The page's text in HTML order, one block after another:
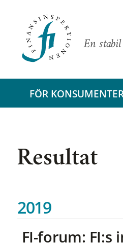
En
FÖR
Resultat
2019
FI-forum: FI:s